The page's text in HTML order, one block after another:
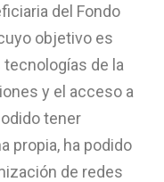
del Fondo
objetivo es
tecnologías de la
y el acceso a
tener
propia, ha podido
de redes